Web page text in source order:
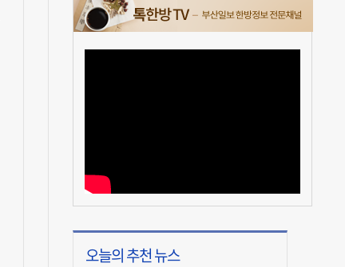
오늘의 추천 뉴스